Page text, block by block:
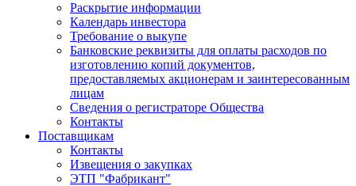
Раскрытие информации
Календарь инвестора
Требование о выкупе
Банковские реквизиты для оплаты расходов по
изготовлению копий документов,
предоставляемых акционерам и заинтересованным
лицам
Сведения о регистраторе Общества
Контакты
Поставщикам
Контакты
Извещения о закупках
ЭТП "Фабрикант"